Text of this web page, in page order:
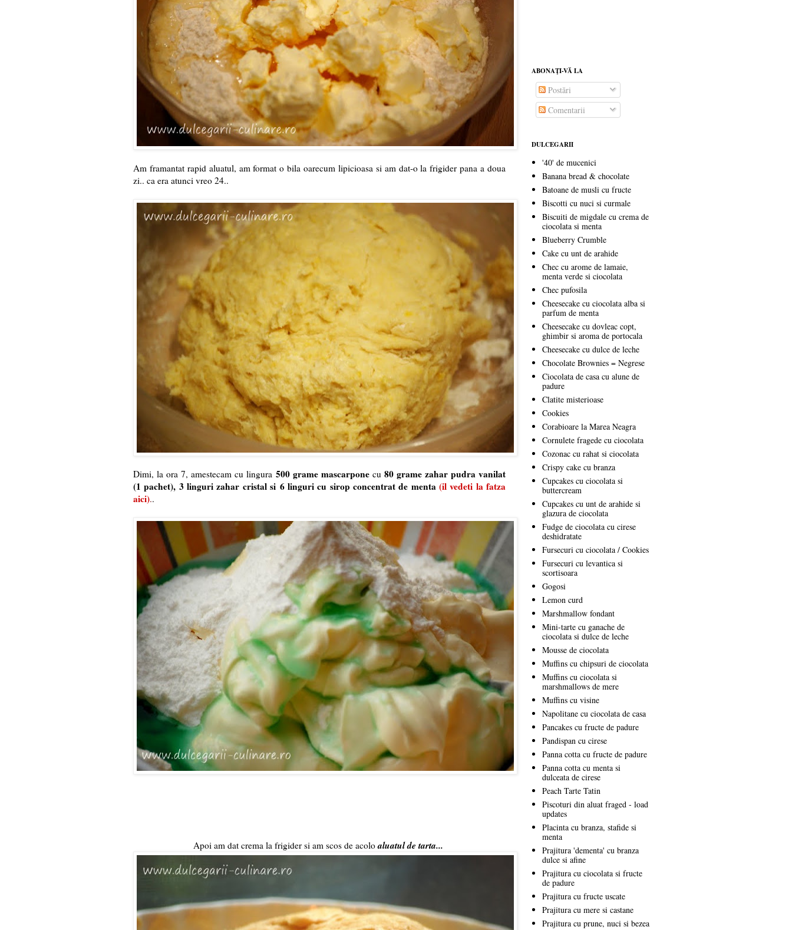
Am framantat rapid aluatul, am format o bila oarecum lipicioasa si am dat-o la frigider pana a doua
zi.. ca era atunci vreo 24..
Dimi, la ora 7, amestecam cu lingura 500 grame mascarpone cu 80 grame zahar pudra vanilat
(1 pachet), 3 linguri zahar cristal si 6 linguri cu sirop concentrat de menta (il vedeti la fatza
aici)..
Apoi am dat crema la frigider si am scos de acoloaluatul de tarta...
ABONAŢI-VĂ LA
Postări
Comentarii
DULCEGARII
'40' de mucenici
Banana bread & chocolate
Batoane de musli cu fructe
Biscotti cu nuci si curmale
Biscuiti de migdale cu crema de
ciocolata si menta
Blueberry Crumble
Cake cu unt de arahide
Chec cu arome de lamaie,
menta verde si ciocolata
Chec pufosila
Cheesecake cu ciocolata alba si
parfum de menta
Cheesecake cu dovleac copt,
ghimbir si aroma de portocala
Cheesecake cu dulce de leche
Chocolate Brownies = Negrese
Ciocolata de casa cu alune de
padure
Clatite misterioase
Cookies
Corabioare la Marea Neagra
Cornulete fragede cu ciocolata
Cozonac cu rahat si ciocolata
Crispy cake cu branza
Cupcakes cu ciocolata si
buttercream
Cupcakes cu unt de arahide si
glazura de ciocolata
Fudge de ciocolata cu cirese
deshidratate
Fursecuri cu ciocolata / Cookies
Fursecuri cu levantica si
scortisoara
Gogosi
Lemon curd
Marshmallow fondant
Mini-tarte cu ganache de
ciocolata si dulce de leche
Mousse de ciocolata
Muffins cu chipsuri de ciocolata
Muffins cu ciocolata si
marshmallows de mere
Muffins cu visine
Napolitane cu ciocolata de casa
Pancakes cu fructe de padure
Pandispan cu cirese
Panna cotta cu fructe de padure
Panna cotta cu menta si
dulceata de cirese
Peach Tarte Tatin
Piscoturi din aluat fraged - load
updates
Placinta cu branza, stafide si
menta
Prajitura 'dementa' cu branza
dulce si afine
Prajitura cu ciocolata si fructe
de padure
Prajitura cu fructe uscate
Prajitura cu mere si castane
Prajitura cu prune, nuci si bezea